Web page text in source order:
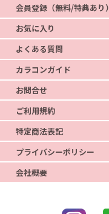
会員登録（無料/特典あり）
お気に入り
よくある質問
カラコンガイド
お問合せ
ご利用規約
特定商法表記
プライバシーポリシー
会社概要